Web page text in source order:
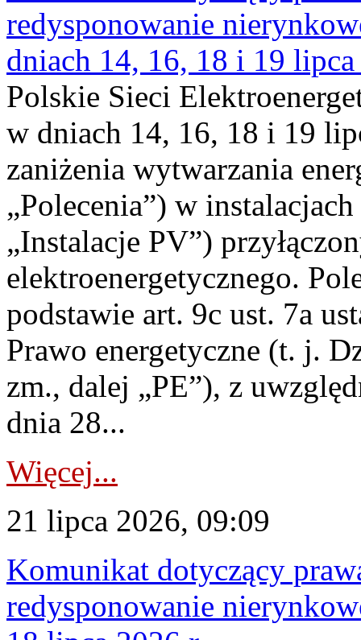
redysponowanie
dniach 14, 16, 18 i 19
Polskie Sieci
w dniach 14, 16, 18 i 19
zaniżenia wytwarzania
„Polecenia”) w
„Instalacje PV”)
elektroenergetycznego.
podstawie art. 9c ust. 7a
Prawo energetyczne (t. j.
zm., dalej „PE”), z
dnia 28...
Więcej...
21 lipca 2026, 09:09
Komunikat dotyczący
redysponowanie